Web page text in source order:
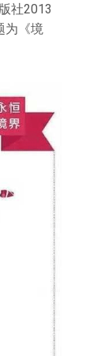
社2013
为《境